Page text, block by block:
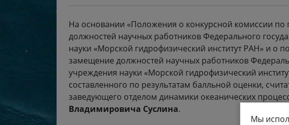
На основании «Положения о конкурсной комиссии
должностей научных работников Федерального
науки «Морской гидрофизический институт РАН» и о
замещение должностей научных работников
учреждения науки «Морской гидрофизический
составленного по результатам балльной оценки,
заведующего отделом динамики океанических
Владимировича Суслина.
Мы